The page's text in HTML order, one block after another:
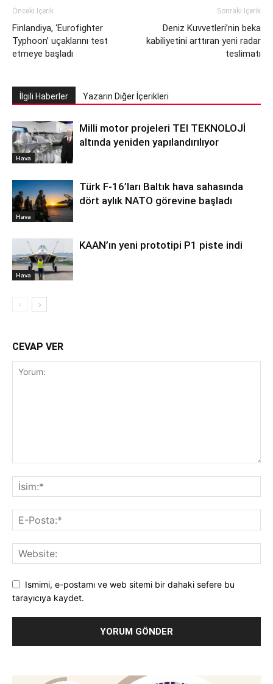
Önceki İçerik
Finlandiya, ‘Eurofighter
Typhoon’ uçaklarını test
etmeye başladı
Sonraki İçerik
Deniz Kuvvetleri’nin beka
kabiliyetini arttıran yeni radar
teslimatı
İlgili Haberler Yazarın Diğer İçerikleri
Hava
Milli motor projeleri TEI TEKNOLOJİ
altında yeniden yapılandırılıyor
Hava
Türk F-16’ları Baltık hava sahasında
dört aylık NATO görevine başladı
Hava
KAAN’ın yeni prototipi P1 piste indi
CEVAP VER
Ismimi, e-postamı ve web sitemi bir dahaki sefere bu
tarayıcıya kaydet.